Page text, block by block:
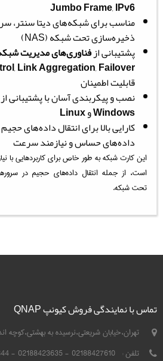
Jumbo Frame,IPv6
مناسب برای شبکه‌های دیتا سنتر،
ذخیره‌سازی تحت شبکه (NAS)
پشتیبانی ازفناوری‌های مدیریت
,Link Aggregation,Failover
قابلیت اطمینان
نصب و پیکربندی آسان با پشتیبانی
WindowsوLinux
کارایی بالا برای انتقال داده‌های
داده‌های حساس و نیازمند سرعت
این کارت شبکه به طور خاص برای کاربردهایی با
است، از جمله انتقال داده‌های حجیم در
تحت شبکه.
تماس با نمایندگی فروش کیونپ QNAP
تهران،خیابان شریعتی،نرسیده به بهشتی،کوچه اندیشه
تلفن : 02188427610 - 02188423635 - 02188442844